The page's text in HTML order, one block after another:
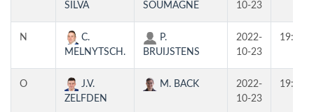
SILVA
SOUMAGNE
10-23
N
C.
MELNYTSCH.
P.
BRUIJSTENS
2022-
10-23
19:30
O
J.V.
ZELFDEN
M. BACK
2022-
10-23
19:30